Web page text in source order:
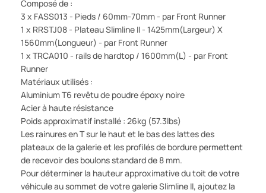
Composé de :
3 x FASS013 - Pieds / 60mm-70mm - par Front Runner
1 x RRSTJ08 - Plateau Slimline II - 1425mm(Largeur) X
1560mm(Longueur) - par Front Runner
1 x TRCA010 - rails de hardtop / 1600mm(L) - par Front
Runner
Matériaux utilisés :
Aluminium T6 revêtu de poudre époxy noire
Acier à haute résistance
Poids approximatif installé : 26kg (57.3lbs)
Les rainures en T sur le haut et le bas des lattes des
plateaux de la galerie et les profilés de bordure permettent
de recevoir des boulons standard de 8 mm.
Pour déterminer la hauteur approximative du toit de votre
véhicule au sommet de votre galerie Slimline II, ajoutez la